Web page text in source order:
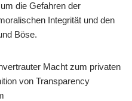
die Gefahren der
Integrität und den
Böse.
Macht zum privaten
von Transparency